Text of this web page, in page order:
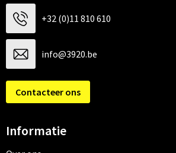
+32 (0)11 810 610
info@3920.be
Contacteer ons
Informatie